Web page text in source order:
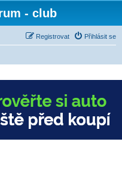
- club
Přihlásit se
Registrovat